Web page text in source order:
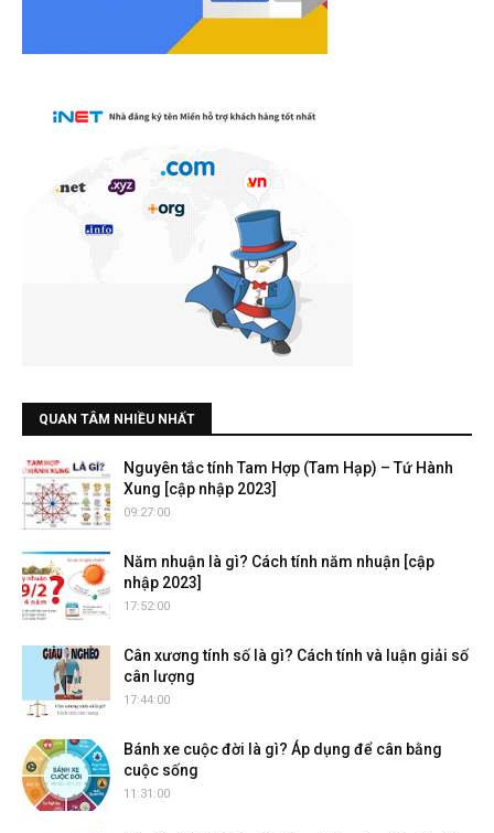
QUAN TÂM NHIỀU NHẤT
Nguyên tắc tính Tam Hợp (Tam Hạp) – Tứ Hành
Xung [cập nhập 2023]
09:27:00
Năm nhuận là gì? Cách tính năm nhuận [cập
nhập 2023]
17:52:00
Cân xương tính số là gì? Cách tính và luận giải số
cân lượng
17:44:00
Bánh xe cuộc đời là gì? Áp dụng để cân bằng
cuộc sống
11:31:00